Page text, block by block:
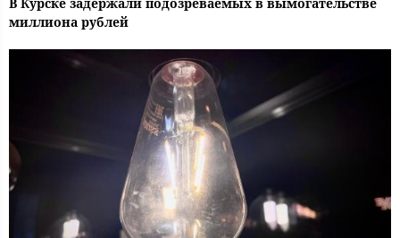
В Курске задержали подозреваемых в вымогательстве
миллиона рублей